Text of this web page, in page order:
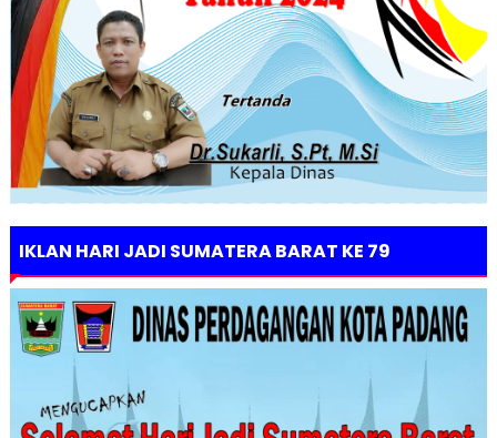
IKLAN HARI JADI SUMATERA BARAT KE 79